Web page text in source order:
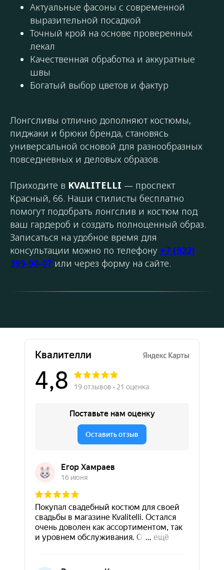
Актуальные фасоны с современной
выразительной посадкой
Точный крой на основе проверенных
лекал
Качественная обработка и аккуратные
швы
Богатый выбор цветов и фактур
Лонгсливы отлично дополняют костюмы,
пиджаки и брюки бренда, становясь
универсальной основой для разнообразных
повседневных и деловых образов.
Приходите в KVALITELLI — проспект
Красный, 66. Наши стилисты бесплатно
помогут подобрать лонгслив и костюм под
ваш гардероб и создать полноценный образ.
Записаться на удобное время для
консультации можно по телефону +7 (922)
399-90-07 или через форму на сайте.